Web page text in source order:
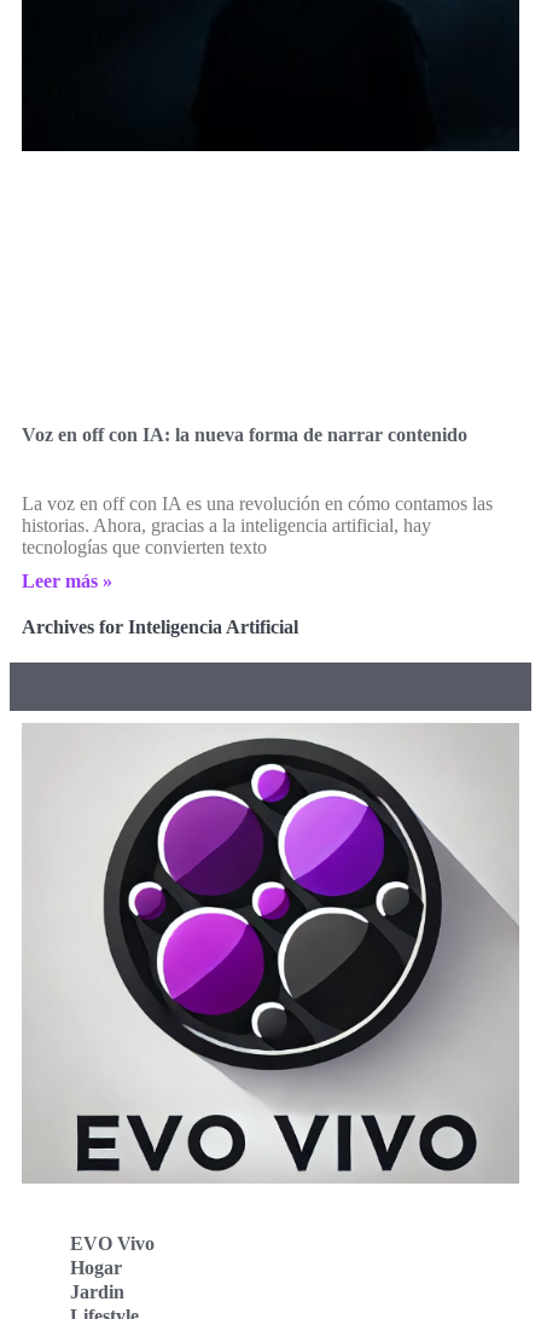
Voz en off con IA: la nueva forma de narrar contenido
La voz en off con IA es una revolución en cómo contamos las
historias. Ahora, gracias a la inteligencia artificial, hay
tecnologías que convierten texto
Leer más »
Archives for Inteligencia Artificial
EVO Vivo
Hogar
Jardin